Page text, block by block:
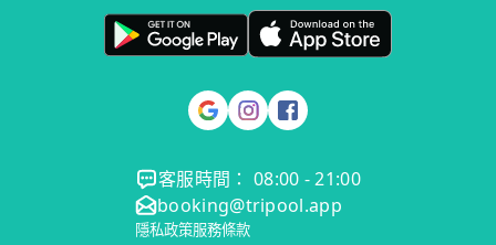
客服時間： 08:00 - 21:00
booking@tripool.app
隱私政策服務條款